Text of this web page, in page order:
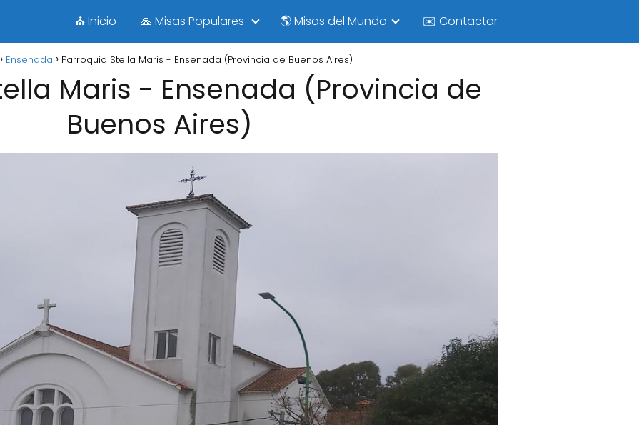
⛪ Inicio 🙏 Misas Populares 🌎 Misas del Mundo ✉️ Contactar
Ensenada Parroquia Stella Maris - Ensenada (Provincia de Buenos Aires)
Maris - Ensenada (Provincia de
Buenos Aires)